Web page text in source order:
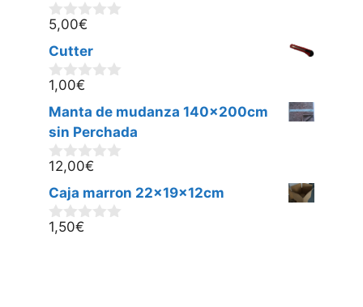
0
d
e
5
5,00€
Cutter
0
d
e
5
1,00€
Manta de mudanza 140x200cm
sin Perchada
0
d
e
5
12,00€
Caja marron 22x19x12cm
0
1,50€